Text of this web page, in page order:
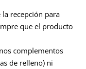
recepción para
que el producto
complementos
de relleno) ni